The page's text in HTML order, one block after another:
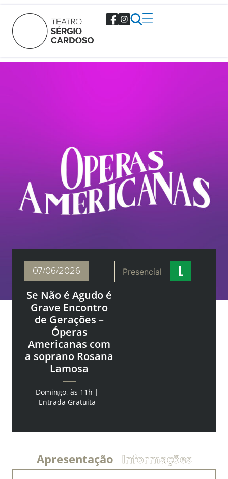
07/06/2026
Se Não é Agudo é
Grave Encontro
de Gerações –
Óperas
Americanas com
a soprano Rosana
Lamosa
Domingo, às 11h |
Entrada Gratuita
Presencial
Apresentação Informações